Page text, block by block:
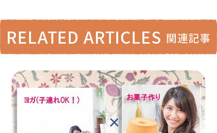
RELATED ARTICLES 関連記事